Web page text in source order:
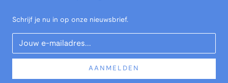
Schrijf je nu in op onze nieuwsbrief.
Your Email
AANMELDEN